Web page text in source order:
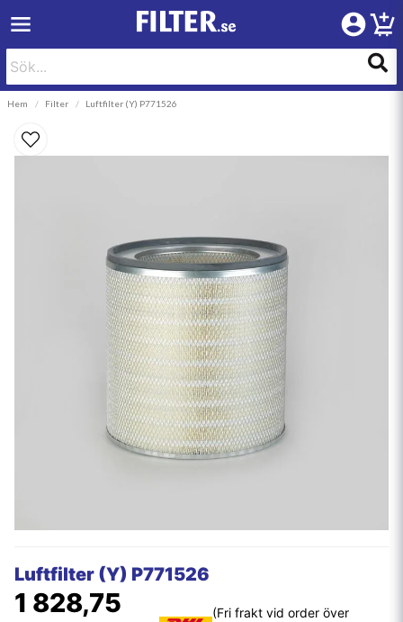
Hem Filter Luftfilter (Y) P771526
Luftfilter (Y) P771526
1 828,75